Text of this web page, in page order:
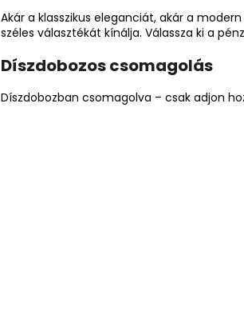
Akár a klasszikus eleganciát, akár a
széles választékát kínálja. Válassza ki a
Díszdobozos csomagolás
Díszdobozban csomagolva – csak adjon